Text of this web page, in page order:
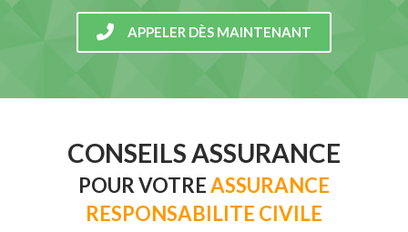
APPELER DÈS MAINTENANT
CONSEILS ASSURANCE
POUR VOTREASSURANCE
RESPONSABILITE CIVILE